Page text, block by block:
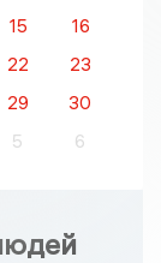
15
16
22
23
29
30
5 6